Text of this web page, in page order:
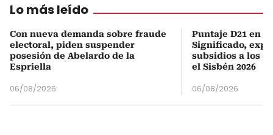
Lo más leído
Con nueva demanda sobre fraude
electoral, piden suspender
posesión de Abelardo de la
Espriella
06/08/2026
Puntaje D21 en
Significado,
subsidios a los
el Sisbén 2026
06/08/2026